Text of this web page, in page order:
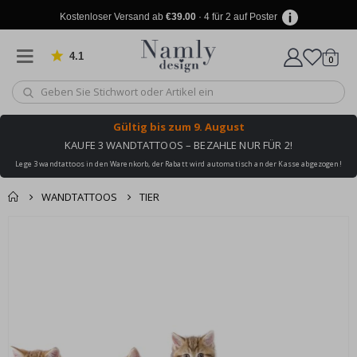
Kostenloser Versand ab €39.00· 4 für 2 auf Poster
4.1 von 1025 Bewertungen
Wagen
0
Gültig bis zum 9. August
KAUFE 3 WANDTATTOOS – BEZAHLE NUR FÜR 2!
Lege 3 wandtattoos in den Warenkorb, der Rabatt wird automatisch an der Kasse abgezogen!
WANDTATTOOS TIER